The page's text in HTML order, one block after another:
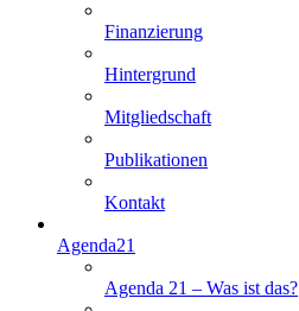
Finanzierung
Hintergrund
Mitgliedschaft
Publikationen
Kontakt
Agenda21
Agenda 21 – Was ist das?